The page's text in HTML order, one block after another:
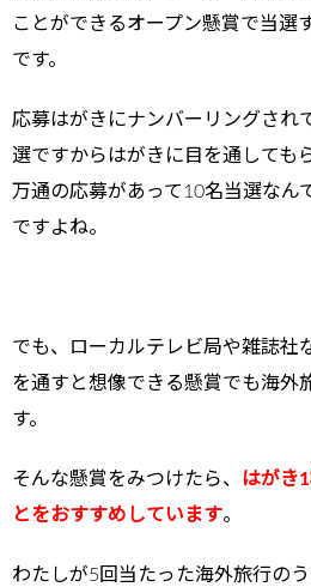
ことができるオープン懸賞で当選
です。
応募はがきにナンバーリングされ
選ですからはがきに目を通しても
万通の応募があって10名当選なん
ですよね。
でも、 ローカルテレビ局や雑誌社
を通すと想像できる懸賞でも海外
す。
そんな懸賞をみつけたら、 はがき
とをおすすめしています。
わたしが5回当たった海外旅行の